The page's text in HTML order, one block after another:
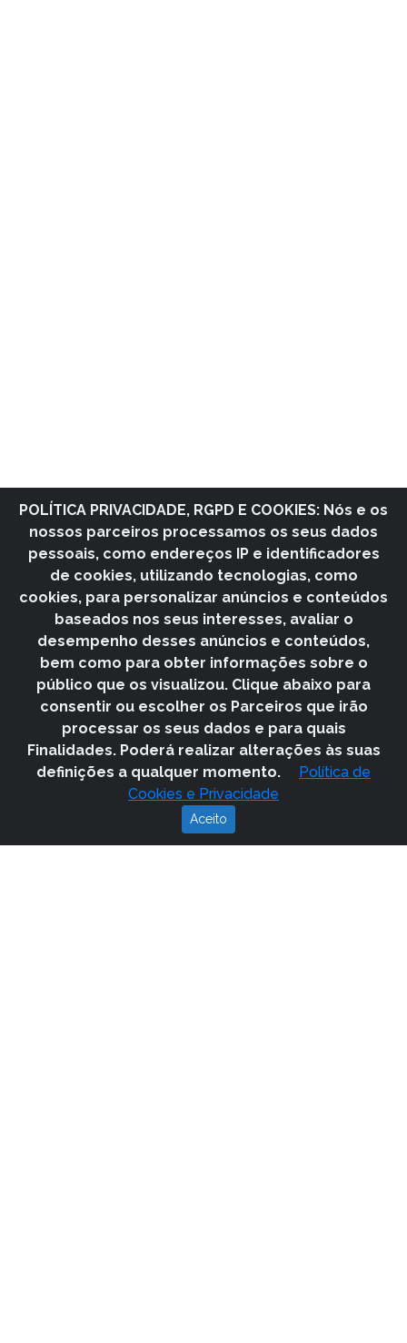
marketing & web
Com uma equipa aficionada e especialista na área da
Comunicação, Marketing & Publicidade e Tecnologias
fornecemos soluções integradas de Marketing Digital e
Tecnologias de Informação no âmbito a alavancar e melhorar as
POLÍTICA PRIVACIDADE, RGPD E COOKIES: Nós e os
nossos parceiros processamos os seus dados
pessoais, como endereços IP e identificadores
de cookies, utilizando tecnologias, como
cookies, para personalizar anúncios e conteúdos
baseados nos seus interesses, avaliar o
desempenho desses anúncios e conteúdos,
bem como para obter informações sobre o
público que os visualizou. Clique abaixo para
consentir ou escolher os Parceiros que irão
processar os seus dados e para quais
Finalidades. Poderá realizar alterações às suas
definições a qualquer momento.
Política de
Cookies e Privacidade
Aceito